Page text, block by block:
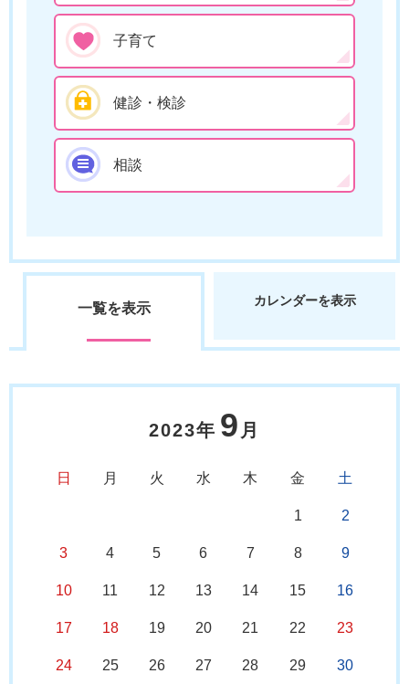
子育て
健診・検診
相談
一覧を表示 カレンダーを表示
2023年 9 月
日 月 火 水 木 金 土
1 2
3 4 5 6 7 8 9
10 11 12 13 14 15 16
17 18 19 20 21 22 23
24 25 26 27 28 29 30